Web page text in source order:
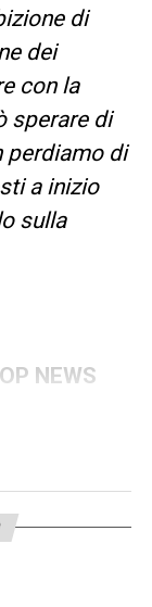
di
dei
con la
sperare di
perdiamo di
a inizio
sulla
NEWS